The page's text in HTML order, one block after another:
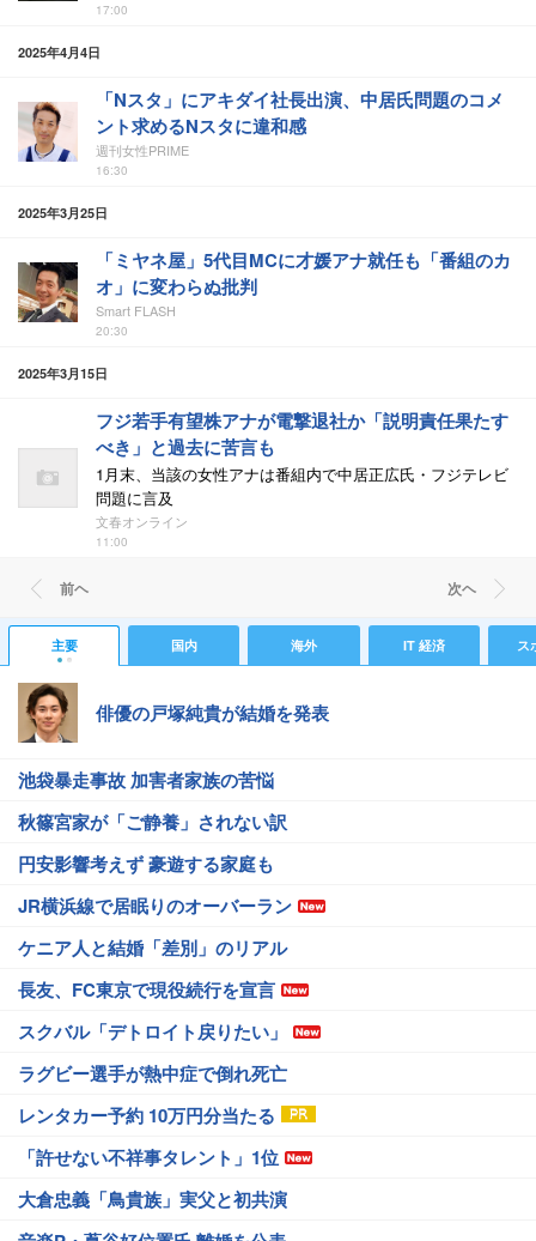
17:00
2025年4月4日
「Nスタ」にアキダイ社長出演、中居氏問題のコメ
ント求めるNスタに違和感
週刊女性PRIME
16:30
2025年3月25日
「ミヤネ屋」5代目MCに才媛アナ就任も「番組のカ
オ」に変わらぬ批判
Smart FLASH
20:30
2025年3月15日
フジ若手有望株アナが電撃退社か「説明責任果たす
べき」と過去に苦言も
1月末、当該の女性アナは番組内で中居正広氏・フジテレビ
問題に言及
文春オンライン
11:00
前ヘ 次ヘ
主要 国内 海外 IT 経済 ス
俳優の戸塚純貴が結婚を発表
池袋暴走事故 加害者家族の苦悩
秋篠宮家が「ご静養」されない訳
円安影響考えず 豪遊する家庭も
JR横浜線で居眠りのオーバーラン
ケニア人と結婚「差別」のリアル
長友、FC東京で現役続行を宣言
スクバル「デトロイト戻りたい」
ラグビー選手が熱中症で倒れ死亡
レンタカー予約 10万円分当たる
「許せない不祥事タレント」1位
大倉忠義「鳥貴族」実父と初共演